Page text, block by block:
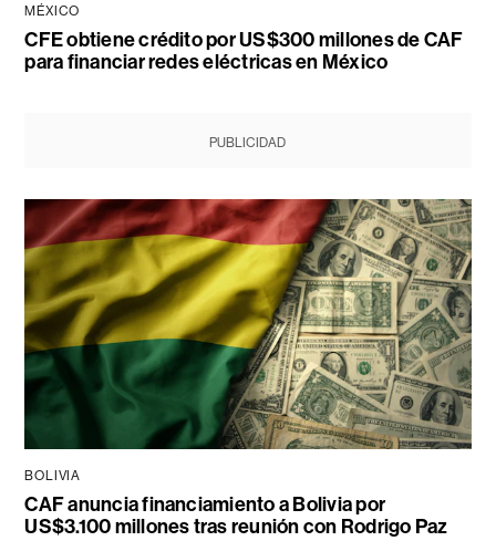
MÉXICO
CFE obtiene crédito por US$300 millones de CAF
para financiar redes eléctricas en México
PUBLICIDAD
BOLIVIA
CAF anuncia financiamiento a Bolivia por
US$3.100 millones tras reunión con Rodrigo Paz